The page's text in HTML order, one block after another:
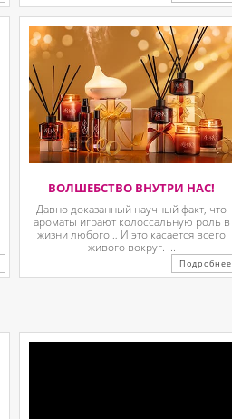
ВОЛШЕБСТВО ВНУТРИ НАС!
Давно доказанный научный факт, что
ароматы играют колоссальную роль в
жизни любого… И это касается всего
живого вокруг. ...
Подробнее